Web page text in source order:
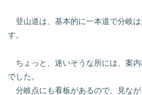
登山道は、基本的に一本道で分岐は
す。
ちょっと、迷いそうな所には、案
でした。
分岐点にも看板があるので、見な